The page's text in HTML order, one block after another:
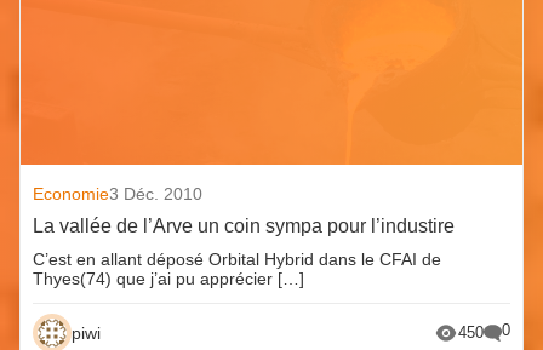
Economie3 Déc. 2010
La vallée de l’Arve un coin sympa pour l’industire
C’est en allant déposé Orbital Hybrid dans le CFAI de
Thyes(74) que j’ai pu apprécier […]
piwi 450 0